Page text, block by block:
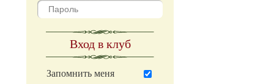
Вход в клуб
Запомнить меня